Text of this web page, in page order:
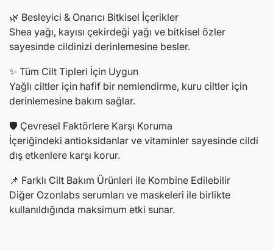
🌿 Besleyici & Onarıcı Bitkisel İçerikler
Shea yağı, kayısı çekirdeği yağı ve bitkisel özler
sayesinde cildinizi derinlemesine besler.
✨ Tüm Cilt Tipleri İçin Uygun
Yağlı ciltler için hafif bir nemlendirme, kuru ciltler için
derinlemesine bakım sağlar.
🛡️ Çevresel Faktörlere Karşı Koruma
İçeriğindeki antioksidanlar ve vitaminler sayesinde cildi
dış etkenlere karşı korur.
📌 Farklı Cilt Bakım Ürünleri ile Kombine Edilebilir
Diğer Ozonlabs serumları ve maskeleri ile birlikte
kullanıldığında maksimum etki sunar.